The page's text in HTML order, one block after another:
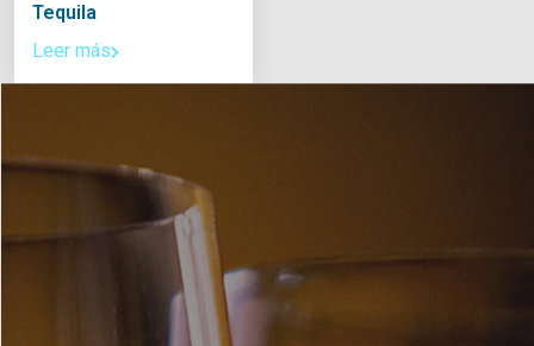
Tequila
Leer más